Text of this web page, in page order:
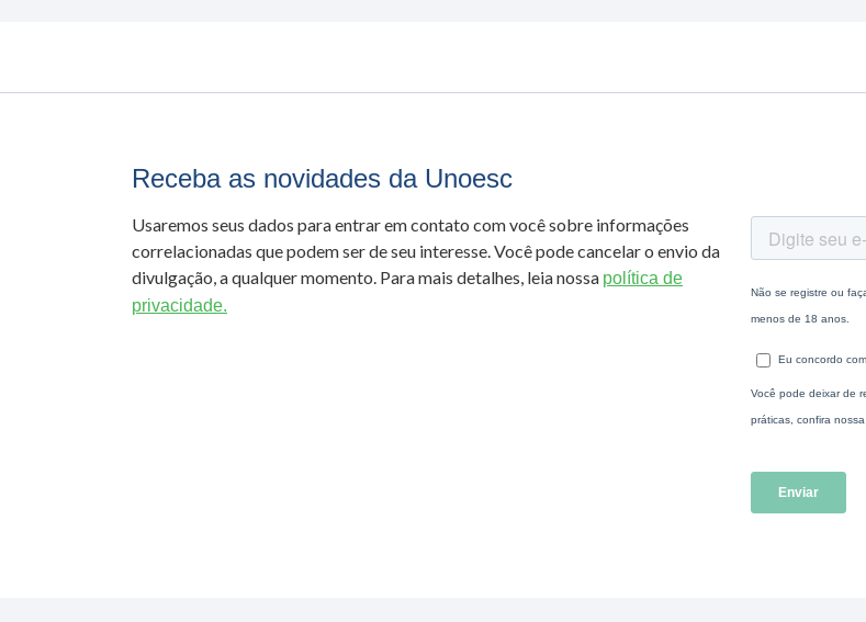
Receba as novidades da Unoesc
Usaremos seus dados para entrar em contato com você sobre informações
correlacionadas que podem ser de seu interesse. Você pode cancelar o envio da
divulgação, a qualquer momento. Para mais detalhes, leia nossa política de
privacidade.